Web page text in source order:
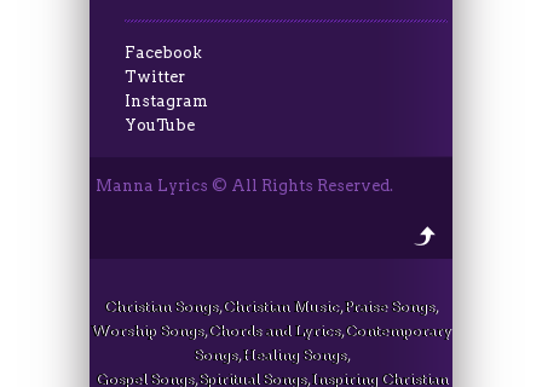
Facebook
Twitter
Instagram
YouTube
Manna Lyrics © All Rights Reserved.
Christian Songs, Christian Music, Praise Songs,
Worship Songs, Chords and Lyrics, Contemporary
Songs, Healing Songs,
Gospel Songs, Spiritual Songs, Inspiring Christian